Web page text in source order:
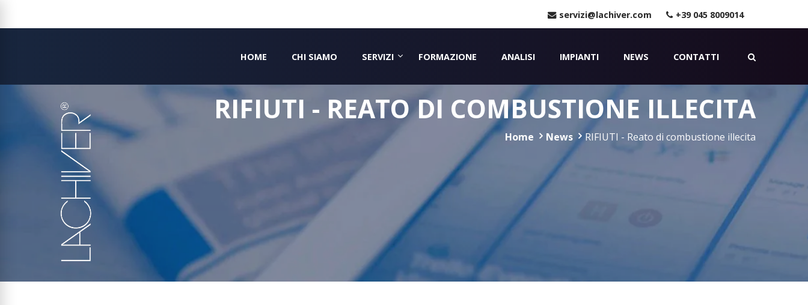
servizi@lachiver.com +39 045 8009014
HOME CHI SIAMO SERVIZI FORMAZIONE ANALISI IMPIANTI NEWS CONTATTI
RIFIUTI - REATO DI COMBUSTIONE ILLECITA
Home News RIFIUTI - Reato di combustione illecita